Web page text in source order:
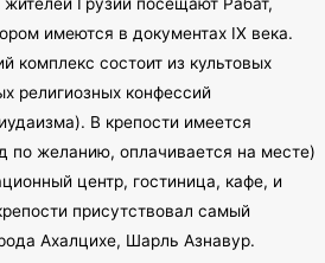
имеются в документах IX века.
комплекс состоит из культовых
религиозных конфессий
В крепости имеется
по желанию, оплачивается на месте)
центр, гостиница, кафе, и
присутствовал самый
Ахалцихе, Шарль Азнавур.